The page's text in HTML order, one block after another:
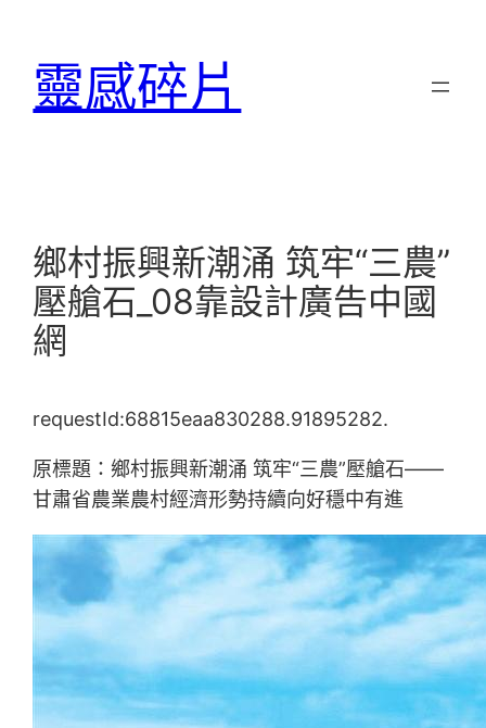
靈感碎片
鄉村振興新潮涌 筑牢“三農”
壓艙石_08靠設計廣告中國
網
requestId:68815eaa830288.91895282.
原標題：鄉村振興新潮涌 筑牢“三農”壓艙石——
甘肅省農業農村經濟形勢持續向好穩中有進